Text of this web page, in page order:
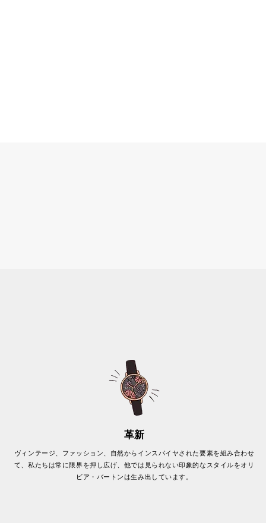
革新
ヴィンテージ、ファッション、自然からインスパイヤされた要素を組み合わせ
て、私たちは常に限界を押し広げ、他では見られない印象的なスタイルをオリ
ビア・バートンは生み出しています。